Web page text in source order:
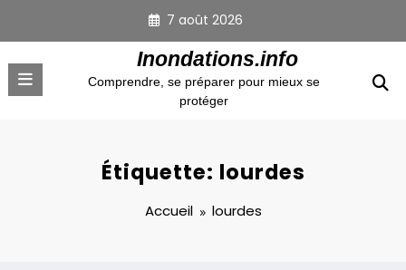
contenu
7 août 2026
Inondations.info
Comprendre, se préparer pour mieux se
protéger
Étiquette: lourdes
Accueil lourdes